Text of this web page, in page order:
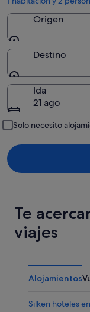
Origen
Origen
Destino
Destino
Ida
21 ago
Solo necesito
Te
viajes
Alojamientos
Silken hoteles